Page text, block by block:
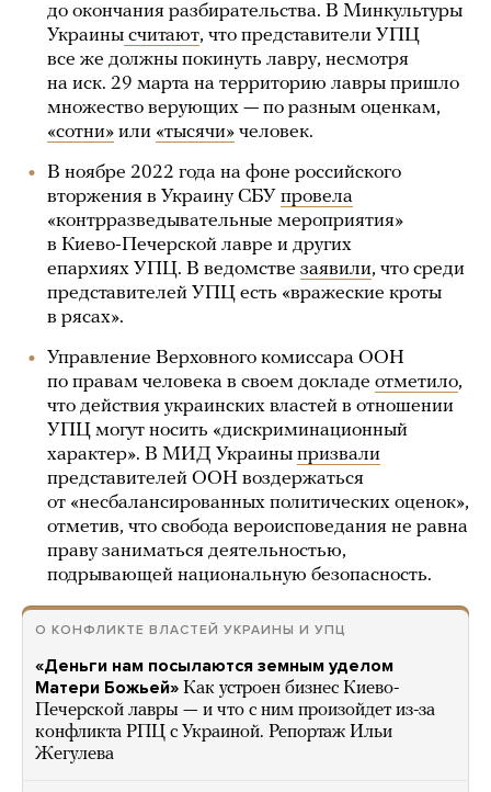
до окончания разбирательства. В Минкультуры
Украины считают, что представители УПЦ
все же должны покинуть лавру, несмотря
на иск. 29 марта на территорию лавры пришло
множество верующих — по разным оценкам,
«сотни» или «тысячи» человек.
В ноябре 2022 года на фоне российского
вторжения в Украину СБУ провела
«контрразведывательные мероприятия»
в Киево-Печерской лавре и других
епархиях УПЦ. В ведомстве заявили, что среди
представителей УПЦ есть «вражеские кроты
в рясах».
Управление Верховного комиссара ООН
по правам человека в своем докладе отметило,
что действия украинских властей в отношении
УПЦ могут носить «дискриминационный
характер». В МИД Украины призвали
представителей ООН воздержаться
от «несбалансированных политических оценок»,
отметив, что свобода вероисповедания не равна
праву заниматься деятельностью,
подрывающей национальную безопасность.
О КОНФЛИКТЕ ВЛАСТЕЙ УКРАИНЫ И УПЦ
«Деньги нам посылаются земным уделом
Матери Божьей» Как устроен бизнес Киево-
Печерской лавры — и что с ним произойдет из-за
конфликта РПЦ с Украиной. Репортаж Ильи
Жегулева